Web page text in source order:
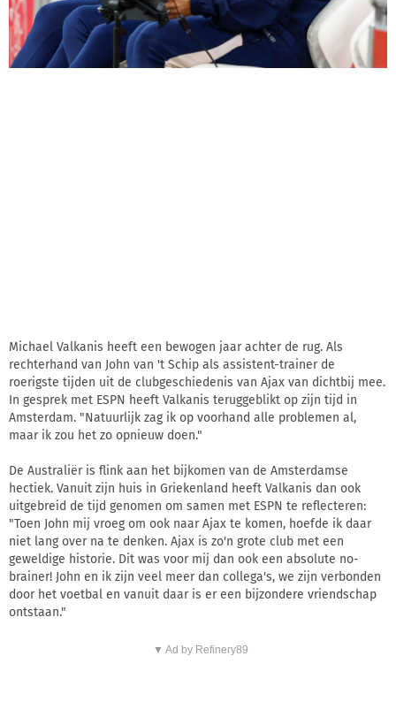
Michael Valkanis heeft een bewogen jaar achter de rug. Als
rechterhand van John van 't Schip als assistent-trainer de
roerigste tijden uit de clubgeschiedenis van Ajax van dichtbij mee.
In gesprek met ESPN heeft Valkanis teruggeblikt op zijn tijd in
Amsterdam. "Natuurlijk zag ik op voorhand alle problemen al,
maar ik zou het zo opnieuw doen."
De Australiër is flink aan het bijkomen van de Amsterdamse
hectiek. Vanuit zijn huis in Griekenland heeft Valkanis dan ook
uitgebreid de tijd genomen om samen met ESPN te reflecteren:
"Toen John mij vroeg om ook naar Ajax te komen, hoefde ik daar
niet lang over na te denken. Ajax is zo'n grote club met een
geweldige historie. Dit was voor mij dan ook een absolute no-
brainer! John en ik zijn veel meer dan collega's, we zijn verbonden
door het voetbal en vanuit daar is er een bijzondere vriendschap
ontstaan."
▼ Ad by Refinery89